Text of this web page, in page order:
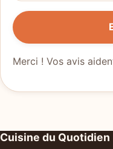
Merci ! Vos avis
Cuisine du Quotidien